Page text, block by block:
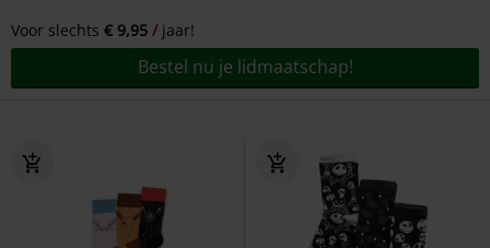
Voor slechts € 9,95 jaar!
Bestel nu je lidmaatschap!